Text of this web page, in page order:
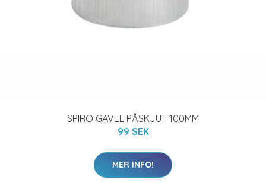
SPIRO GAVEL PÅSKJUT 100MM
99 SEK
MER INFO!